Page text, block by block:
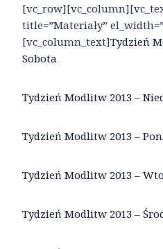
title=”Materiały”
[vc_column_text]Tydzień
Sobota
Tydzień Modlitw 2013 –
Tydzień Modlitw 2013 –
Tydzień Modlitw 2013 –
Tydzień Modlitw 2013 –